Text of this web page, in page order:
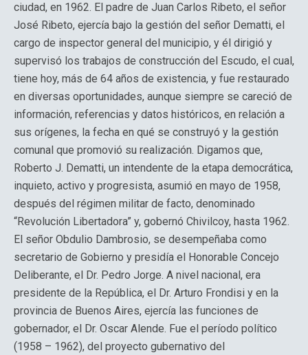
ciudad, en 1962. El padre de Juan Carlos Ribeto, el señor
José Ribeto, ejercía bajo la gestión del señor Dematti, el
cargo de inspector general del municipio, y él dirigió y
supervisó los trabajos de construcción del Escudo, el cual,
tiene hoy, más de 64 años de existencia, y fue restaurado
en diversas oportunidades, aunque siempre se careció de
información, referencias y datos históricos, en relación a
sus orígenes, la fecha en qué se construyó y la gestión
comunal que promovió su realización. Digamos que,
Roberto J. Dematti, un intendente de la etapa democrática,
inquieto, activo y progresista, asumió en mayo de 1958,
después del régimen militar de facto, denominado
“Revolución Libertadora” y, gobernó Chivilcoy, hasta 1962.
El señor Obdulio Dambrosio, se desempeñaba como
secretario de Gobierno y presidía el Honorable Concejo
Deliberante, el Dr. Pedro Jorge. A nivel nacional, era
presidente de la República, el Dr. Arturo Frondisi y en la
provincia de Buenos Aires, ejercía las funciones de
gobernador, el Dr. Oscar Alende. Fue el período político
(1958 – 1962), del proyecto gubernativo del